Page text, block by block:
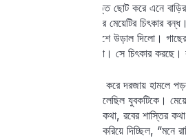
এবার ওরা তাদের বৃত্ত ছোট করে এনে
ওই মেয়ের ঘরে ঢোকার পর মেয়েটির চিৎকার
থেকে অন্য গাছের উদ্দেশে উড়াল দিলো।
এল, আবার। মেয়েটির গলা। সে চিৎকার
আর একমুহূর্ত দেরি না করে দরজায়
রূপের ফাঁদে ঠিকই গেঁথে ফেলেছিল যুবকটিকে।
মুহূর্তেও যুবকটি তাঁর রবের কথা, রবের শাস্তির
ধরছিল এবং নিজেকে স্মরণ করিয়ে দিচ্ছিল,